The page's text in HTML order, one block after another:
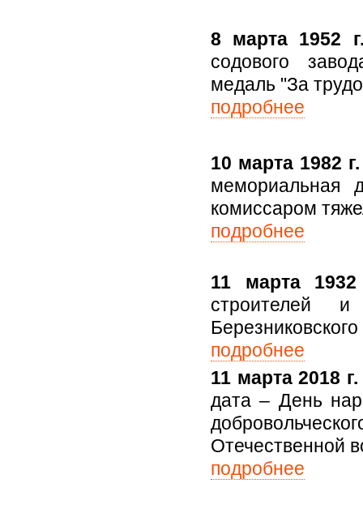
8 марта 1952
содового
медаль "За
подробнее
10 марта 1982 г.
мемориальная
комиссаром
подробнее
11 марта 1932
строителей
подробнее
11 марта 2018 г.
дата – День
Отечественной
подробнее